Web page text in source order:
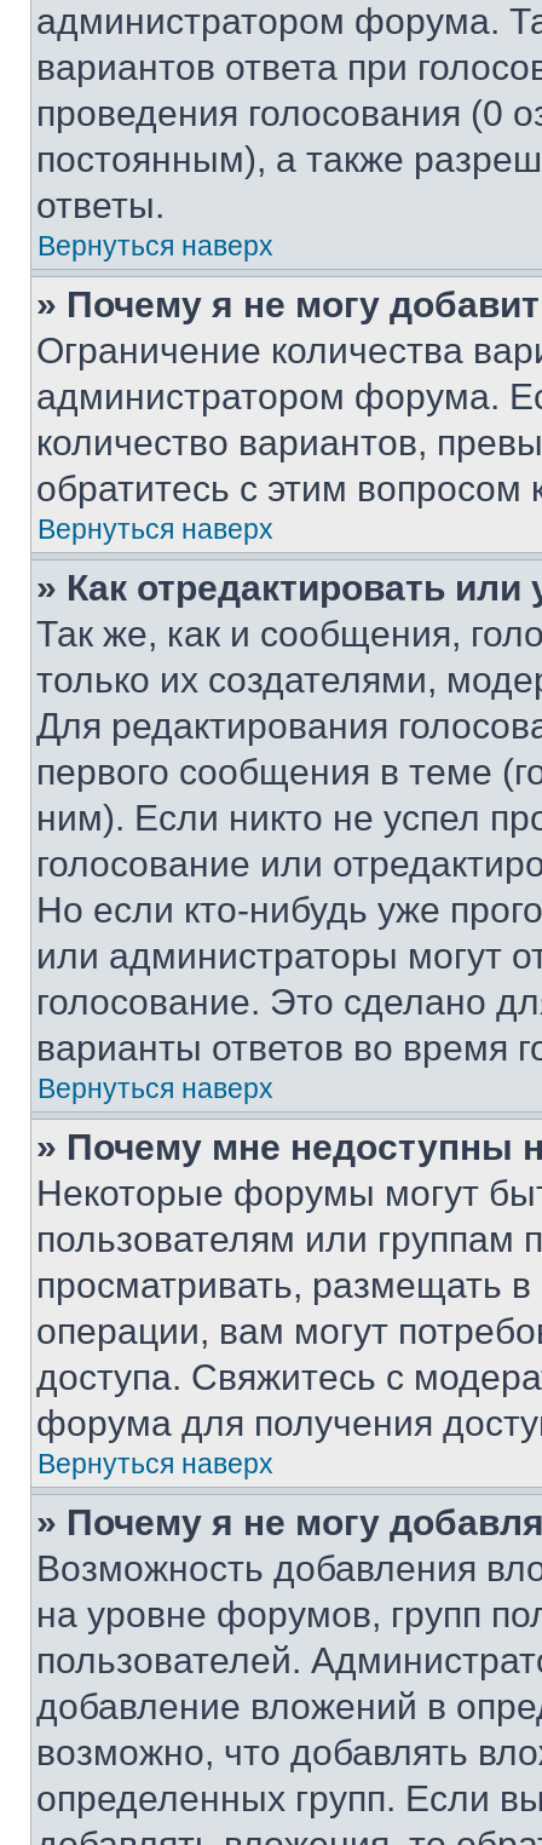
администратором форума.
вариантов ответа при
проведения голосования (0
постоянным), а также
ответы.
Вернуться наверх
» Почему я не могу
Ограничение количества
администратором форума.
количество вариантов,
обратитесь с этим вопросом
Вернуться наверх
» Как отредактировать
Так же, как и сообщения,
только их создателями,
Для редактирования
первого сообщения в теме
ним). Если никто не успел
голосование или
Но если кто-нибудь уже
или администраторы могут
голосование. Это сделано
варианты ответов во время
Вернуться наверх
» Почему мне недоступны
Некоторые форумы могут
пользователям или группам
просматривать, размещать
операции, вам могут
доступа. Свяжитесь с
форума для получения
Вернуться наверх
» Почему я не могу
Возможность добавления
на уровне форумов, групп
пользователей.
добавление вложений в
возможно, что добавлять
определенных групп. Если